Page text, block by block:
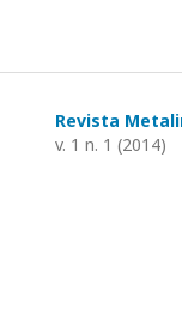
Revista
v. 1 n. 1 (2014)